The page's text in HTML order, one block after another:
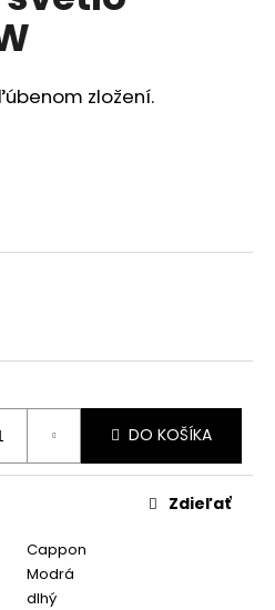
zložení.
DO KOŠÍKA
Cappon
Modrá
dlhý
Zdieľať